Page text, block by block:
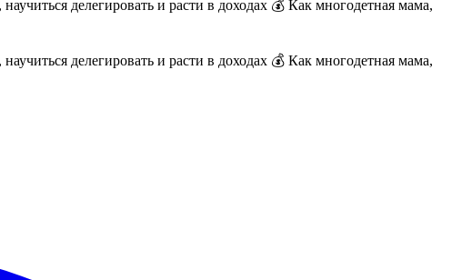
делегировать и расти в доходах 💰 Как многодетная мама,
делегировать и расти в доходах 💰 Как многодетная мама,